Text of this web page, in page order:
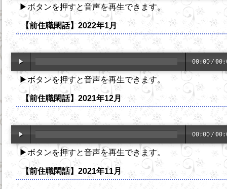
▶ボタンを押すと音声を再生できます。
【前住職閑話】2022年1月
00:00 /
▶ボタンを押すと音声を再生できます。
【前住職閑話】2021年12月
00:00 /
▶ボタンを押すと音声を再生できます。
【前住職閑話】2021年11月